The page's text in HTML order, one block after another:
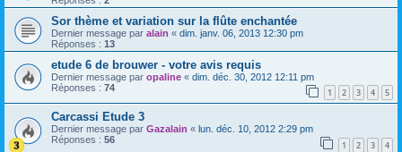
Sor thème et variation sur la flûte enchantée
Dernier message par alain « dim. janv. 06, 2013 12:30 pm
Réponses : 13
etude 6 de brouwer - votre avis requis
Dernier message par opaline « dim. déc. 30, 2012 12:11 pm
Réponses : 74 1 2 3 4 5
Carcassi Etude 3
Dernier message par Gazalain « lun. déc. 10, 2012 2:29 pm
Réponses : 56 1 2 3 4